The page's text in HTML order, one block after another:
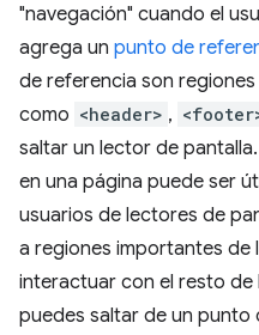
"navegación" cuando el
agrega un punto de
de referencia son
como <header> ,
saltar un lector de
en una página puede ser
usuarios de lectores de
a regiones importantes de
interactuar con el resto de
puedes saltar de un